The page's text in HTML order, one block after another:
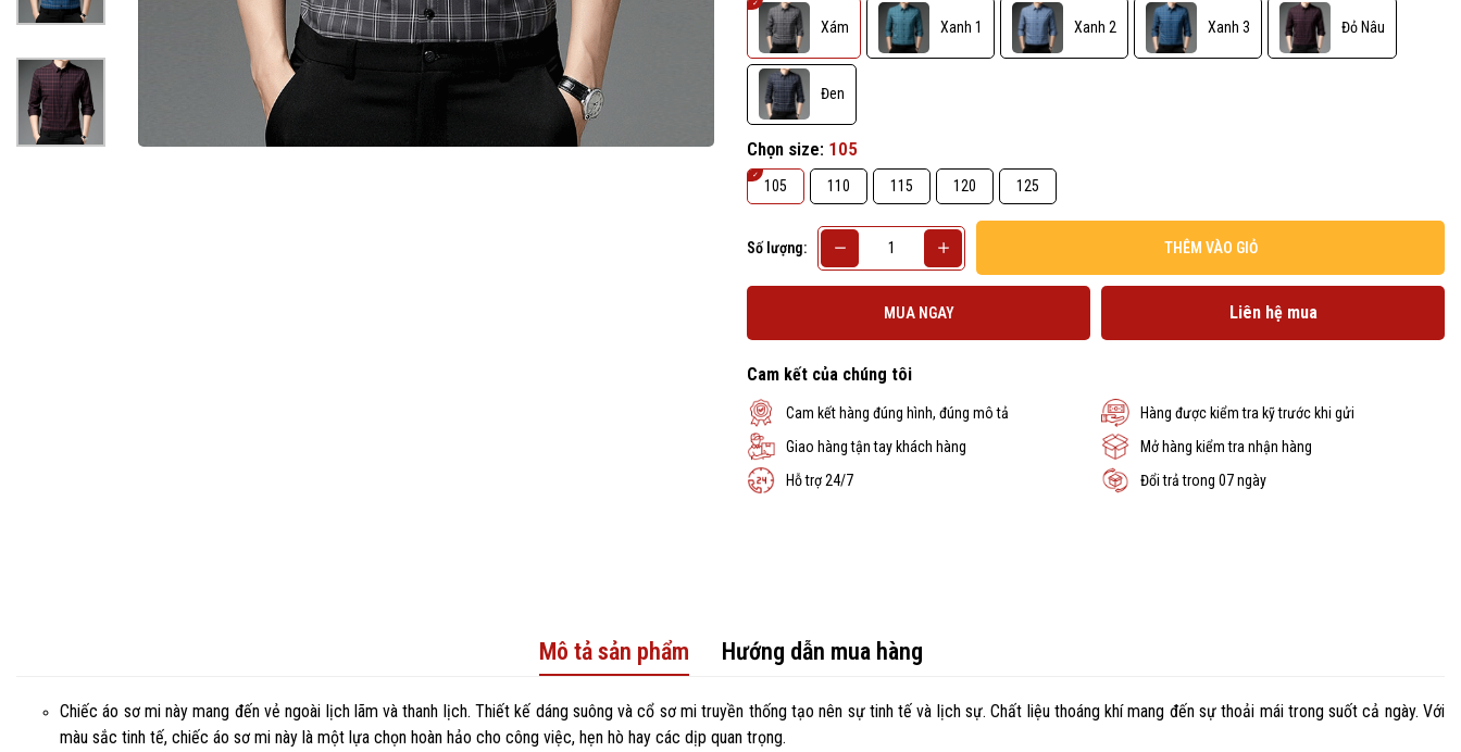
Xám Xanh 1 Xanh 2 Xanh 3 Đỏ Nâu
Đen
Chọn size: 105
105 110 115 120 125
Số lượng: THÊM VÀO GIỎ
MUA NGAY Liên hệ mua
Cam kết của chúng tôi
Cam kết hàng đúng hình, đúng mô tả
Hàng được kiểm tra kỹ trước khi gửi
Giao hàng tận tay khách hàng
Mở hàng kiểm tra nhận hàng
Hỗ trợ 24/7
Đổi trả trong 07 ngày
Mô tả sản phẩm Hướng dẫn mua hàng
Chiếc áo sơ mi này mang đến vẻ ngoài lịch lãm và thanh lịch. Thiết kế dáng suông và cổ sơ mi truyền thống tạo nên sự tinh tế và lịch sự. Chất liệu thoáng khí mang đến sự thoải mái trong suốt cả ngày. Với
màu sắc tinh tế, chiếc áo sơ mi này là một lựa chọn hoàn hảo cho công việc, hẹn hò hay các dịp quan trọng.